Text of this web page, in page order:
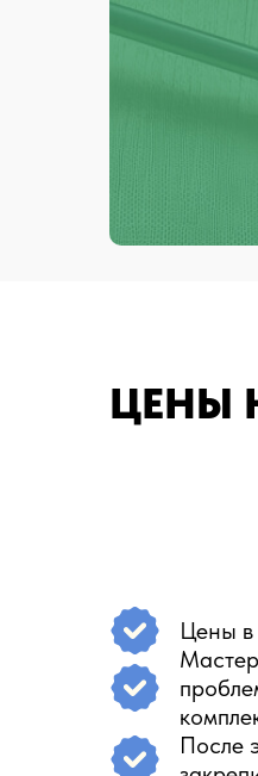
ЦЕНЫ
Цены в
После